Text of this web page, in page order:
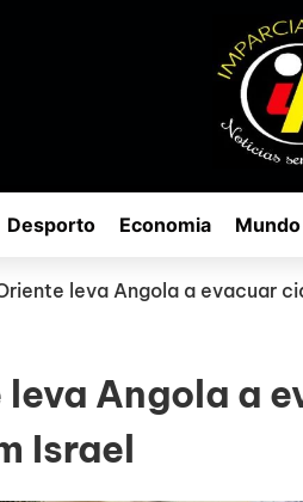
Desporto Economia Mundo
leva Angola a evacuar
Angola a
Israel